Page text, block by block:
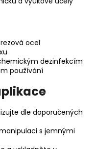
ocel
dezinfekcím
používání
dle doporučených
s jemnými